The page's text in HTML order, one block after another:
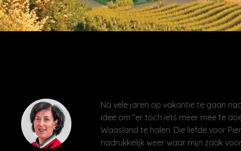
Na vele jaren op vakantie te gaan
idee om “er toch iets meer mee te
Waasland te halen. Die liefde voor
nadrukkelijk weer waar mijn zaak